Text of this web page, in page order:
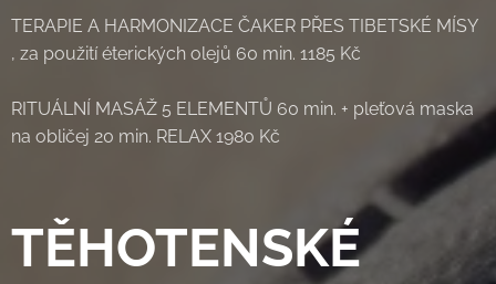
TERAPIE A HARMONIZACE ČAKER PŘES TIBETSKÉ MÍSY
, za použití éterických olejů 60 min. 1185 Kč
RITUÁLNÍ MASÁŽ 5 ELEMENTŮ 60 min. + pleťová maska
na obličej 20 min. RELAX 1980 Kč
TĚHOTENSKÉ